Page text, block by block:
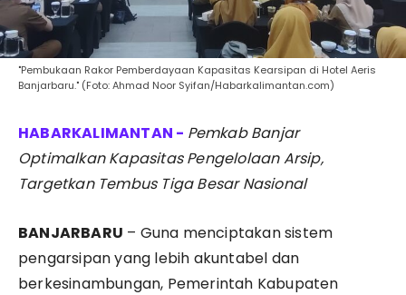
"Pembukaan Rakor Pemberdayaan Kapasitas Kearsipan di Hotel Aeris
Banjarbaru." (Foto: Ahmad Noor Syifan/Habarkalimantan.com)
Pemkab Banjar
Optimalkan Kapasitas Pengelolaan Arsip,
Targetkan Tembus Tiga Besar Nasional
BANJARBARU – Guna menciptakan sistem
pengarsipan yang lebih akuntabel dan
berkesinambungan, Pemerintah Kabupaten